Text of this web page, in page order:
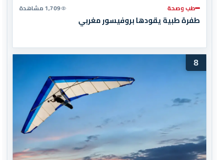
طب وصحة 1,709 مشاهدة
طفرة طبية يقودها بروفيسور مغربي
8